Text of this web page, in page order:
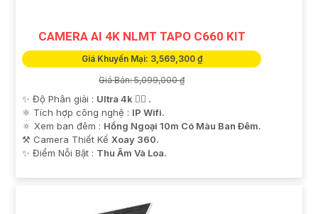
CAMERA AI 4K NLMT TAPO C660 KIT
Giá Khuyến Mại: 3,569,300 ₫
Giá Bán: 5,099,000 ₫
✨ Độ Phân giải : Ultra 4k 👍🏾 .
⚛️ Tích hợp công nghệ : IP Wifi.
🔅 Xem ban đêm : Hồng Ngoại 10m Có Màu Ban Ðêm.
⚒ Camera Thiết Kế Xoay 360.
️✨ Điểm Nỗi Bật : Thu Âm Và Loa.